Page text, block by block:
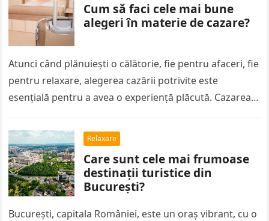
Cum să faci cele mai bune
alegeri în materie de cazare?
Atunci când plănuiești o călătorie, fie pentru afaceri, fie
pentru relaxare, alegerea cazării potrivite este
esențială pentru a avea o experiență plăcută. Cazarea
Relaxare
Care sunt cele mai frumoase
destinații turistice din
București?
București, capitala României, este un oraș vibrant, cu o